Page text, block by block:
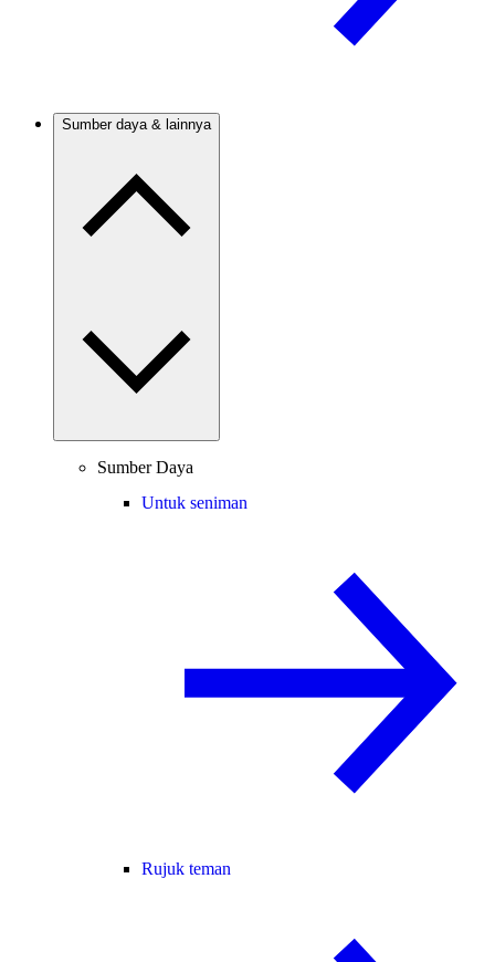
Sumber daya & lainnya
Sumber Daya
Untuk seniman
Rujuk teman